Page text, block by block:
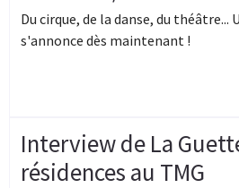
Du cirque, de la danse, du théâtre...
s'annonce dès maintenant !
Interview de La
résidences au TMG